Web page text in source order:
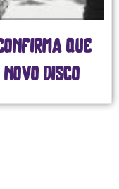
que
disco